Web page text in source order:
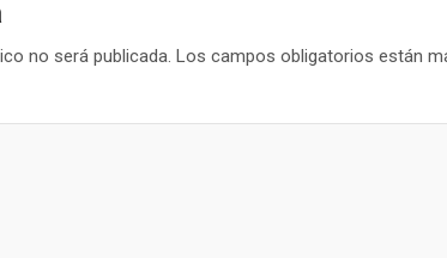
no será publicada. Los campos obligatorios están